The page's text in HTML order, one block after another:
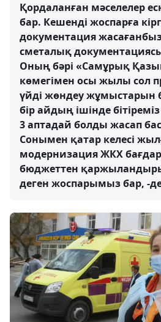
Қордаланған мәселелер
бар. Кешенді жоспарға
документация
сметалық
Оның бәрі «Самұрық
көмегімен осы жылы сол
үйді жөндеу жұмыстарын
бір айдың ішінде
3 аптадай болды жасап
Сонымен қатар келесі
модернизация ЖКХ
бюджеттен
деген жоспарымыз бар, -